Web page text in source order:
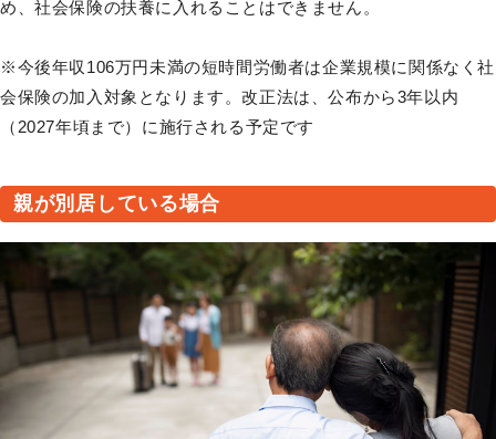
め、社会保険の扶養に入れることはできません。
※今後年収106万円未満の短時間労働者は企業規模に関係なく社
会保険の加入対象となります。改正法は、公布から3年以内
（2027年頃まで）に施行される予定です
親が別居している場合